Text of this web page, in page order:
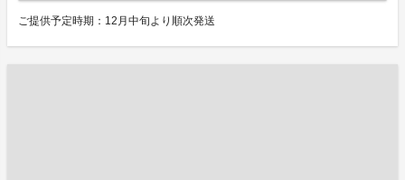
ご提供予定時期：12月中旬より順次発送